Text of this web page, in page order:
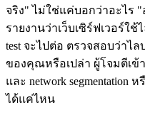
จริง" ไม่ใช่แค่บอกว่าอะไร
รายงานว่าเว็บเซิร์ฟเวอร์ใช้
test จะไปต่อ ตรวจสอบว่าไ
ของคุณหรือเปล่า ผู้โจมตีเข้
และ network segmentation
ได้แค่ไหน